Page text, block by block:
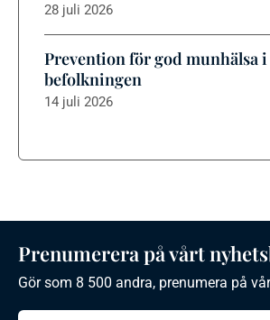
28 juli 2026
Prevention för god munhälsa i
befolkningen
14 juli 2026
Prenumerera på vårt
Gör som 8 500 andra, prenumera på